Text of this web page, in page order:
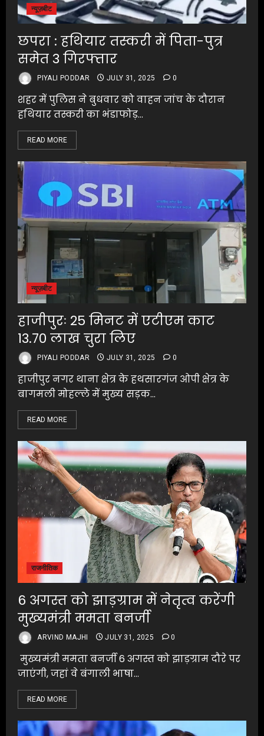
न्यूज़बीट
छपरा : हथियार तस्करी में पिता-पुत्र
समेत 3 गिरफ्तार
PIYALI PODDAR JULY 31, 2025 0
शहर में पुलिस ने बुधवार को वाहन जांच के दौरान
हथियार तस्करी का भंडाफोड़...
READ MORE
न्यूज़बीट
हाजीपुरः 25 मिनट में एटीएम काट
13.70 लाख चुरा लिए
PIYALI PODDAR JULY 31, 2025 0
हाजीपुर नगर थाना क्षेत्र के हथसारगंज ओपी क्षेत्र के
बागमली मोहल्ले में मुख्य सड़क...
READ MORE
राजनीतिक
6 अगस्त को झाड़ग्राम में नेतृत्व करेंगी
मुख्यमंत्री ममता बनर्जी
ARVIND MAJHI JULY 31, 2025 0
मुख्यमंत्री ममता बनर्जी 6 अगस्त को झाड़ग्राम दौरे पर
जाएंगी, जहां वे बंगाली भाषा...
READ MORE